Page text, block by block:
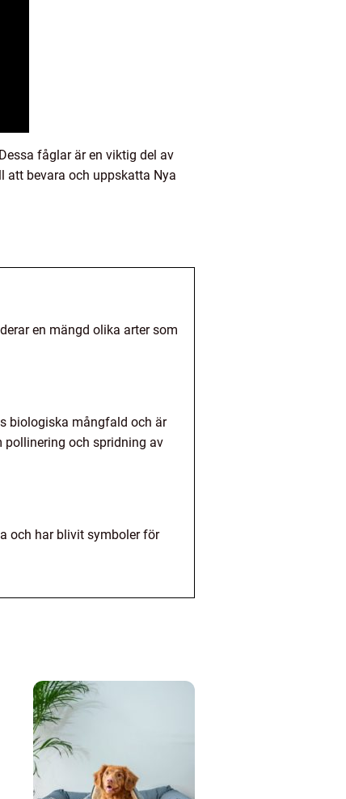
fåglar är en viktig del av
att bevara och uppskatta Nya
en mängd olika arter som
biologiska mångfald och är
pollinering och spridning av
och har blivit symboler för